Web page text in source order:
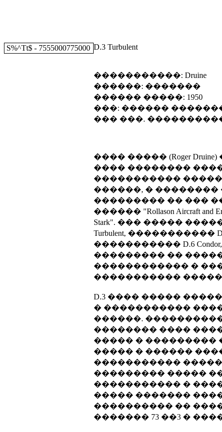
S%^Tt$ - 7555000775000 D.3 Turbulent
�����������: Druine
������: �������
������ �����: 1950
���: ������
��� ���.
���� ����� (Roger
���� ��������
�����������
������, �
��������� �� ���
������ "Rollason Aircraft
Stark". ��� �����
Turbulent,
����������� D.6
��������� ��
������������ �
�����������
D.3 ���� �����
� �����������
������.
�������� ����
����� � ���������
����� � ������
�����������
��������� �����
����������� �
����� �������
���������� ��
������� 73 ��3 �